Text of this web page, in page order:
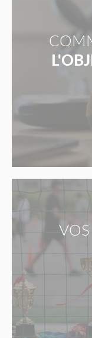
VOS